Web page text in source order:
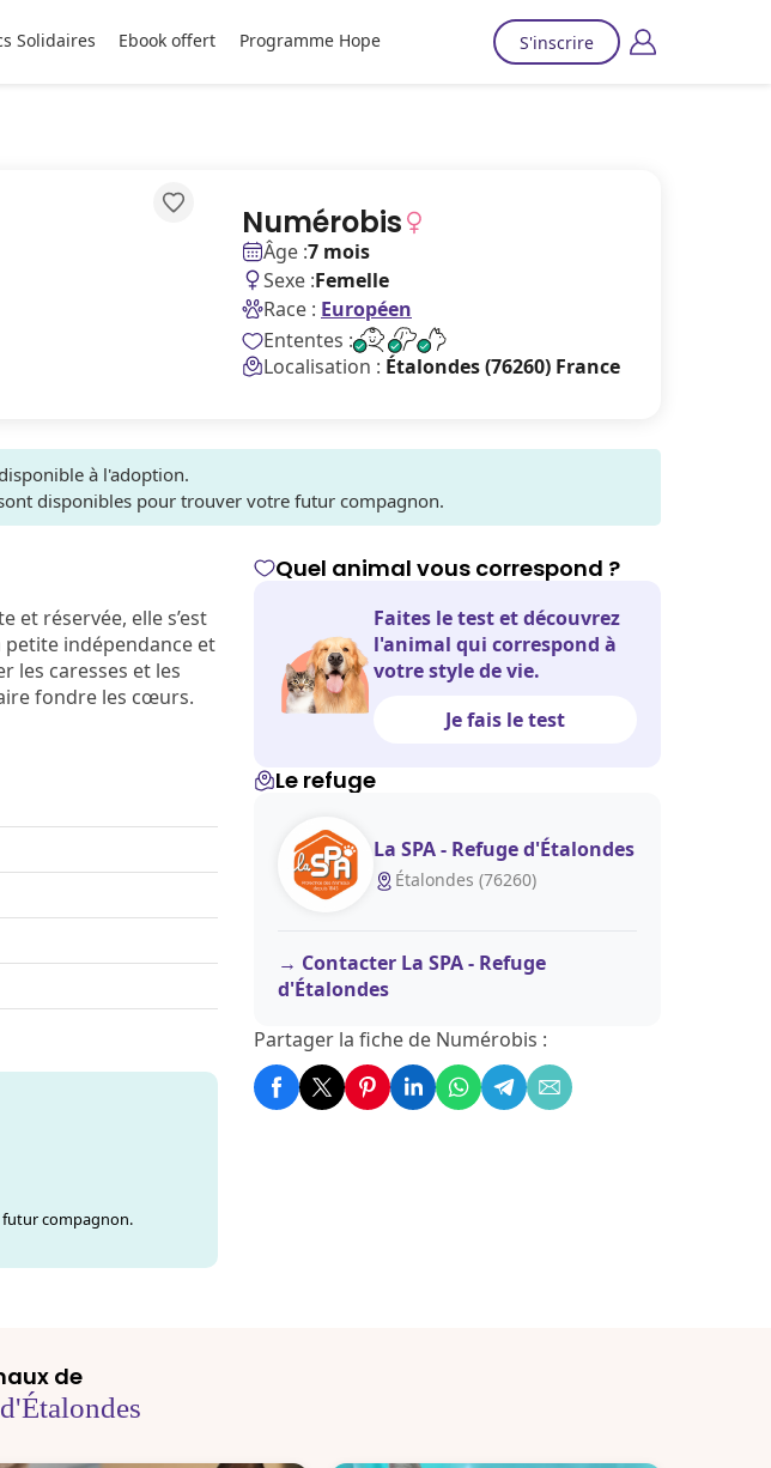
Solidaires Ebook offert Programme Hope S'inscrire
Numérobis
Âge :7 mois
Sexe :Femelle
Race : Européen
Ententes :
Localisation : Étalondes (76260) France
à l'adoption.
disponibles pour trouver votre futur compagnon.
et réservée, elle s’est
petite indépendance et
les caresses et les
fondre les cœurs.
futur compagnon.
Quel animal vous correspond ?
Faites le test et découvrez
l'animal qui correspond à
votre style de vie.
Je fais le test
Le refuge
La SPA - Refuge d'Étalondes
Étalondes (76260)
Contacter La SPA - Refuge
d'Étalondes
Partager la fiche de Numérobis :
de